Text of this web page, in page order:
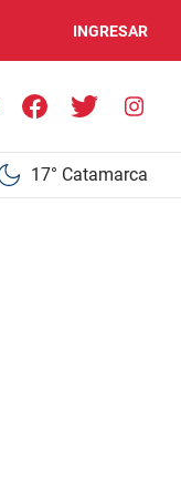
INGRESAR
17° Catamarca